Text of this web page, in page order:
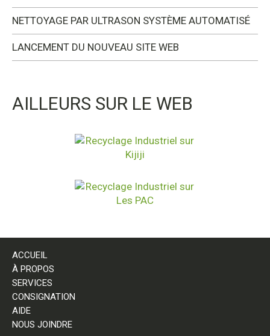
NETTOYAGE PAR ULTRASON SYSTÈME AUTOMATISÉ
LANCEMENT DU NOUVEAU SITE WEB
AILLEURS SUR LE WEB
ACCUEIL
À PROPOS
SERVICES
CONSIGNATION
AIDE
NOUS JOINDRE